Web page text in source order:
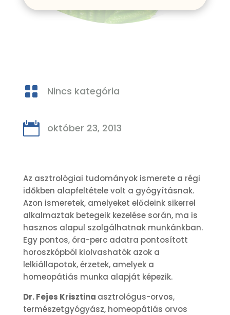
 Nincs kategória
 október 23, 2013
Az asztrológiai tudományok ismerete a régi
időkben alapfeltétele volt a gyógyításnak.
Azon ismeretek, amelyeket elődeink sikerrel
alkalmaztak betegeik kezelése során, ma is
hasznos alapul szolgálhatnak munkánkban.
Egy pontos, óra-perc adatra pontosított
horoszkópból kiolvashatók azok a
lelkiállapotok, érzetek, amelyek a
homeopátiás munka alapját képezik.
Dr. Fejes Krisztina asztrológus-orvos,
természetgyógyász, homeopátiás orvos